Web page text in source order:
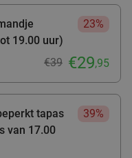
40%
om af te halen
Di
Wo
9.8
19.00 uur)
23%
€39 €29,95
tapas
van 17.00
39%